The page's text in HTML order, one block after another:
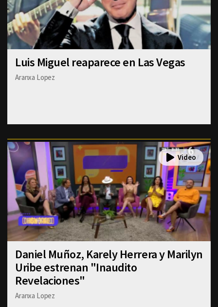
Luis Miguel reaparece en Las Vegas
Aranxa Lopez
Daniel Muñoz, Karely Herrera y Marilyn
Uribe estrenan "Inaudito
Revelaciones"
Aranxa Lopez